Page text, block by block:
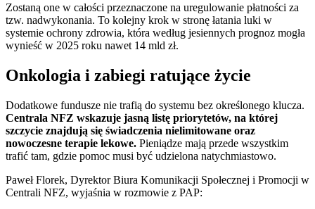
Zostaną one w całości przeznaczone na uregulowanie płatności za
tzw. nadwykonania. To kolejny krok w stronę łatania luki w
systemie ochrony zdrowia, która według jesiennych prognoz mogła
wynieść w 2025 roku nawet 14 mld zł.
Onkologia i zabiegi ratujące życie
Dodatkowe fundusze nie trafią do systemu bez określonego klucza.
Centrala NFZ wskazuje jasną listę priorytetów, na której
szczycie znajdują się świadczenia nielimitowane oraz
nowoczesne terapie lekowe. Pieniądze mają przede wszystkim
trafić tam, gdzie pomoc musi być udzielona natychmiastowo.
Paweł Florek, Dyrektor Biura Komunikacji Społecznej i Promocji w
Centrali NFZ, wyjaśnia w rozmowie z PAP: